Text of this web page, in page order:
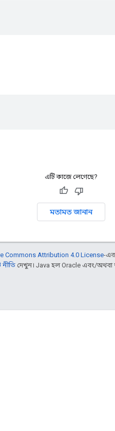
এটি কাজে লেগেছে?
মতামত জানান
Commons Attribution 4.0 License-
দেখুন। Java হল Oracle এবং/অথবা